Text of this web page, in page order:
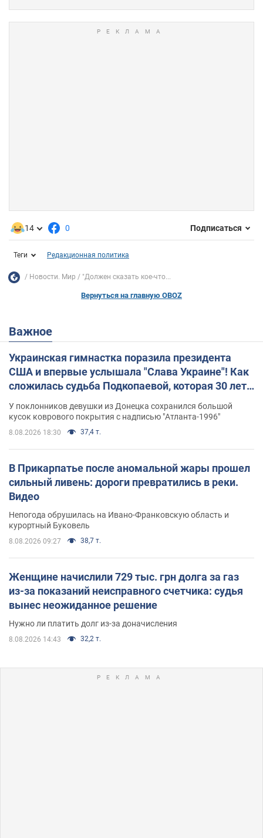
14 0 Подписаться
Теги Редакционная политика
Новости. Мир "Должен сказать кое-что...
Вернуться на главную OBOZ
Важное
Украинская гимнастка поразила президента
США и впервые услышала "Слава Украине"! Как
сложилась судьба Подкопаевой, которая 30 лет
У поклонников девушки из Донецка сохранился большой
кусок коврового покрытия с надписью "Атланта-1996"
8.08.2026 18:30 37,4 т.
В Прикарпатье после аномальной жары прошел
сильный ливень: дороги превратились в реки.
Видео
Непогода обрушилась на Ивано-Франковскую область и
курортный Буковель
8.08.2026 09:27 38,7 т.
Женщине начислили 729 тыс. грн долга за газ
из-за показаний неисправного счетчика: судья
вынес неожиданное решение
Нужно ли платить долг из-за доначисления
8.08.2026 14:43 32,2 т.